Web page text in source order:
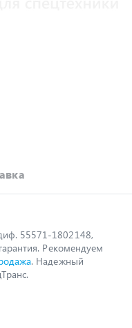
55571-1802148,
Рекомендуем
. Надежный